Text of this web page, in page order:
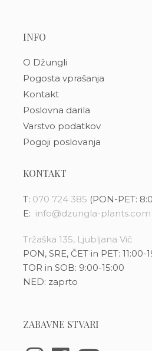
INFO
O Džungli
Pogosta vprašanja
Kontakt
Poslovna darila
Varstvo podatkov
Pogoji poslovanja
KONTAKT
T: 070 724 385 (PON-PET:
E: info@dzungla-plants.com
Tržaška 135, Ljubljana Vič
PON, SRE, ČET in PET: 11:00-
TOR in SOB: 9:00-15:00
NED: zaprto
ZABAVNE STVARI